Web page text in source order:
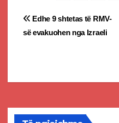
Post
navigation
Edhe 9 shtetas të RMV-
së evakuohen nga Izraeli